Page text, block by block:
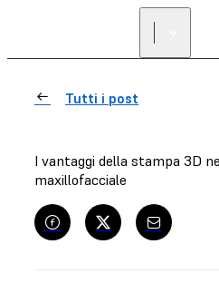
Tutti i post
I vantaggi della stampa 3D
maxillofacciale